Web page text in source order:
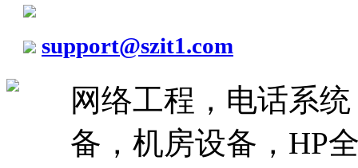
support@szit1.com
网络工程，电话系
备，机房设备，HP